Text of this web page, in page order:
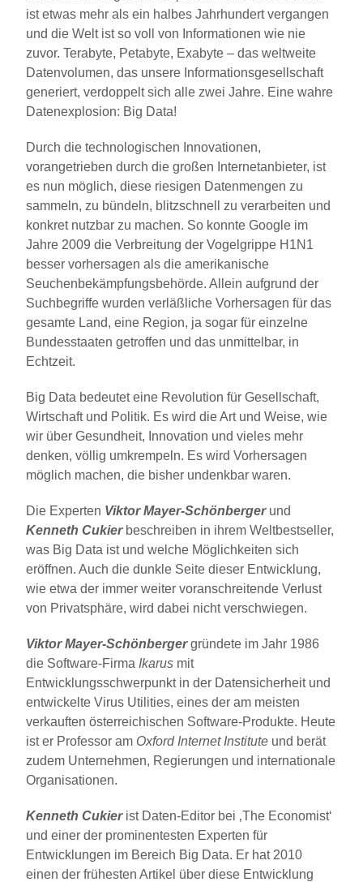
ist etwas mehr als ein halbes Jahrhundert vergangen
und die Welt ist so voll von Informationen wie nie
zuvor. Terabyte, Petabyte, Exabyte – das weltweite
Datenvolumen, das unsere Informationsgesellschaft
generiert, verdoppelt sich alle zwei Jahre. Eine wahre
Datenexplosion: Big Data!
Durch die technologischen Innovationen,
vorangetrieben durch die großen Internetanbieter, ist
es nun möglich, diese riesigen Datenmengen zu
sammeln, zu bündeln, blitzschnell zu verarbeiten und
konkret nutzbar zu machen. So konnte Google im
Jahre 2009 die Verbreitung der Vogelgrippe H1N1
besser vorhersagen als die amerikanische
Seuchenbekämpfungsbehörde. Allein aufgrund der
Suchbegriffe wurden verläßliche Vorhersagen für das
gesamte Land, eine Region, ja sogar für einzelne
Bundesstaaten getroffen und das unmittelbar, in
Echtzeit.
Big Data bedeutet eine Revolution für Gesellschaft,
Wirtschaft und Politik. Es wird die Art und Weise, wie
wir über Gesundheit, Innovation und vieles mehr
denken, völlig umkrempeln. Es wird Vorhersagen
möglich machen, die bisher undenkbar waren.
Die Experten Viktor Mayer-Schönbergerund
Kenneth Cukierbeschreiben in ihrem Weltbestseller,
was Big Data ist und welche Möglichkeiten sich
eröffnen. Auch die dunkle Seite dieser Entwicklung,
wie etwa der immer weiter voranschreitende Verlust
von Privatsphäre, wird dabei nicht verschwiegen.
Viktor Mayer-Schönbergergründete im Jahr 1986
die Software-Firma Ikarus mit
Entwicklungsschwerpunkt in der Datensicherheit und
entwickelte Virus Utilities, eines der am meisten
verkauften österreichischen Software-Produkte. Heute
ist er Professor am Oxford Internet Institute und berät
zudem Unternehmen, Regierungen und internationale
Organisationen.
Kenneth Cukierist Daten-Editor bei ‚The Economist‘
und einer der prominentesten Experten für
Entwicklungen im Bereich Big Data. Er hat 2010
einen der frühesten Artikel über diese Entwicklung